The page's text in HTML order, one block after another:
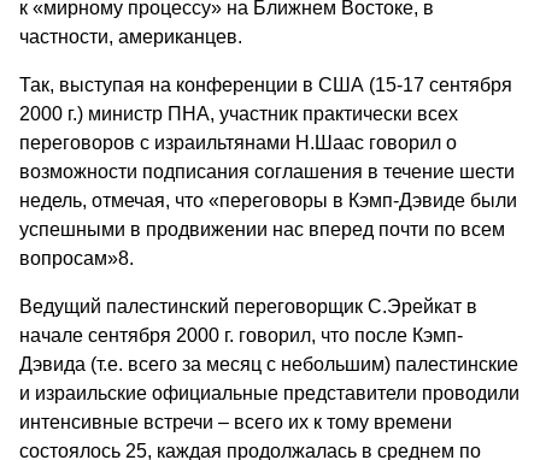
к «мирному процессу» на Ближнем Востоке, в
частности, американцев.
Так, выступая на конференции в США (15-17 сентября
2000 г.) министр ПНА, участник практически всех
переговоров с израильтянами Н.Шаас говорил о
возможности подписания соглашения в течение шести
недель, отмечая, что «переговоры в Кэмп-Дэвиде были
успешными в продвижении нас вперед почти по всем
вопросам»8.
Ведущий палестинский переговорщик С.Эрейкат в
начале сентября 2000 г. говорил, что после Кэмп-
Дэвида (т.е. всего за месяц с небольшим) палестинские
и израильские официальные представители проводили
интенсивные встречи – всего их к тому времени
состоялось 25, каждая продолжалась в среднем по